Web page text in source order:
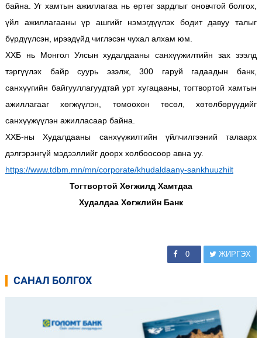
байна. Уг хамтын ажиллагаа нь өртөг зардлыг оновчтой болгох,
үйл ажиллагааны үр ашгийг нэмэгдүүлэх бодит давуу талыг
бүрдүүлсэн, ирээдүйд чиглэсэн чухал алхам юм.
ХХБ нь Монгол Улсын худалдааны санхүүжилтийн зах зээлд
тэргүүлэх байр суурь эзэлж, 300 гаруй гадаадын банк,
санхүүгийн байгууллагуудтай урт хугацааны, тогтвортой хамтын
ажиллагааг хөгжүүлэн, томоохон төсөл, хөтөлбөрүүдийг
санхүүжүүлэн ажилласаар байна.
ХХБ-ны Худалдааны санхүүжилтийн үйлчилгээний талаарх
дэлгэрэнгүй мэдээллийг доорх холбоосоор авна уу.
https://www.tdbm.mn/mn/corporate/khudaldaany-sankhuuzhilt
Тогтвортой Хөгжилд Хамтдаа
Худалдаа Хөгжлийн Банк
0 ЖИРГЭХ
САНАЛ БОЛГОХ